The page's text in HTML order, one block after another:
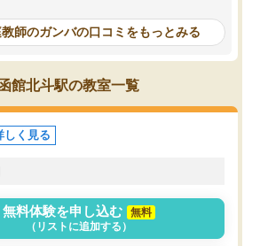
今では平均点以上の
た！あと1年受験ま
末教室を使用しな
と思います！
問できるのでとても助か
師のガンバの口コミをもっとみる
館北斗駅の教室一覧
しく見る
無料体験を申し込む
無料
（リストに追加する）